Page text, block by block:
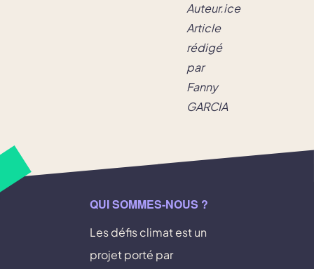
Auteur.ice
Article
rédigé
par
Fanny
GARCIA
QUI SOMMES-NOUS ?
Les défis climat est un
projet porté par